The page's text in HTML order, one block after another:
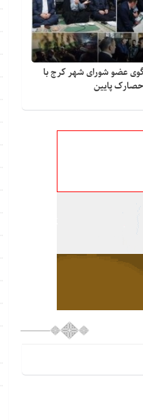
عضو شورای شهر کرج با
حصارک پایین